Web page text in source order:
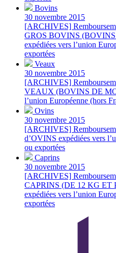
Bovins
30 novembre 2015
[ARCHIVES]
GROS BOVINS
expédiées vers l’union
exportées
Veaux
30 novembre 2015
[ARCHIVES]
VEAUX (BOVINS DE
l’union Européenne (hors
Ovins
30 novembre 2015
[ARCHIVES]
d’OVINS expédiées vers
ou exportées
Caprins
30 novembre 2015
[ARCHIVES]
CAPRINS (DE 12 KG ET
expédiées vers l’union
exportées